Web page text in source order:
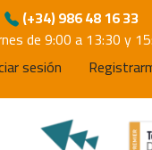
(+34) 986 48 16 33
de 9:00 a 13:30 y
sesión